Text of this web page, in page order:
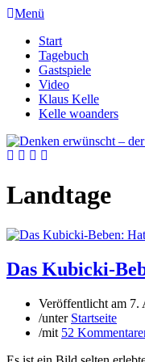
Menü
Start
Tagebuch
Gastspiele
Video
Klaus Kelle
Kelle woanders
Landtage
Das Kubicki-
Veröffentlicht am 7.
/unter Startseite
/mit 52